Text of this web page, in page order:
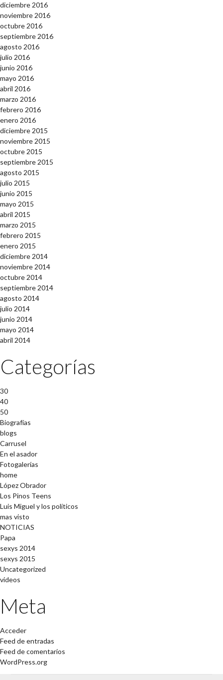
diciembre 2016
noviembre 2016
octubre 2016
septiembre 2016
agosto 2016
julio 2016
junio 2016
mayo 2016
abril 2016
marzo 2016
febrero 2016
enero 2016
diciembre 2015
noviembre 2015
octubre 2015
septiembre 2015
agosto 2015
julio 2015
junio 2015
mayo 2015
abril 2015
marzo 2015
febrero 2015
enero 2015
diciembre 2014
noviembre 2014
octubre 2014
septiembre 2014
agosto 2014
julio 2014
junio 2014
mayo 2014
abril 2014
Categorías
30
40
50
Biografías
blogs
Carrusel
En el asador
Fotogalerías
home
López Obrador
Los Pinos Teens
Luis Miguel y los políticos
mas visto
NOTICIAS
Papa
sexys 2014
sexys 2015
Uncategorized
videos
Meta
Acceder
Feed de entradas
Feed de comentarios
WordPress.org